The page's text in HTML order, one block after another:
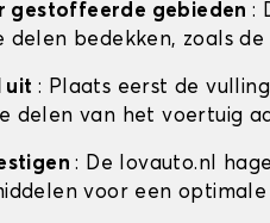
gestoffeerde gebieden:
delen bedekken, zoals
uit : Plaats eerst de
delen van het voertuig
: De lovauto.nl
voor een